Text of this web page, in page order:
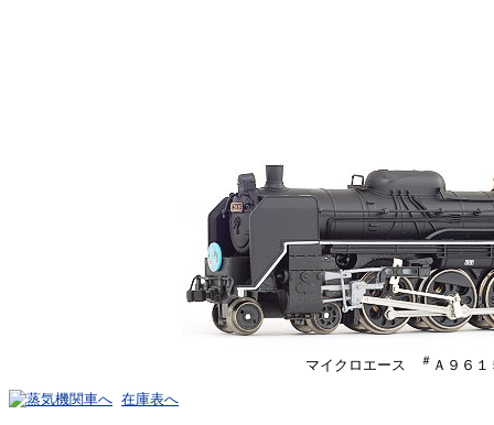
マイクロエース ＃ Ａ９６
在庫表へ